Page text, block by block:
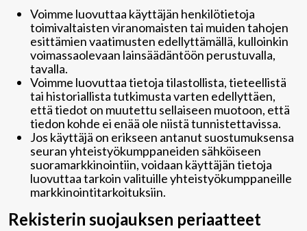
Voimme luovuttaa käyttäjän henkilötietoja
toimivaltaisten viranomaisten tai muiden tahojen
esittämien vaatimusten edellyttämällä, kulloinkin
voimassaolevaan lainsäädäntöön perustuvalla,
tavalla.
Voimme luovuttaa tietoja tilastollista, tieteellistä
tai historiallista tutkimusta varten edellyttäen,
että tiedot on muutettu sellaiseen muotoon, että
tiedon kohde ei enää ole niistä tunnistettavissa.
Jos käyttäjä on erikseen antanut suostumuksensa
seuran yhteistyökumppaneiden sähköiseen
suoramarkkinointiin, voidaan käyttäjän tietoja
luovuttaa tarkoin valituille yhteistyökumppaneille
markkinointitarkoituksiin.
Rekisterin suojauksen periaatteet